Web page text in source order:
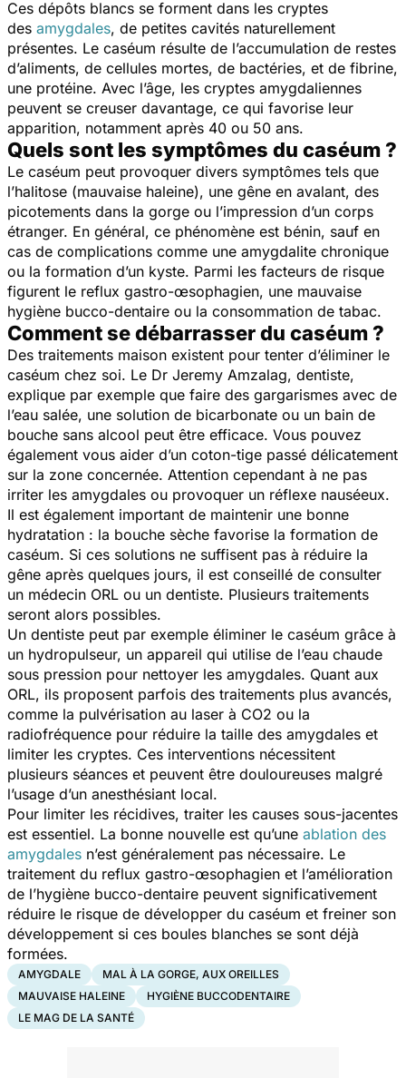
Ces dépôts blancs se forment dans les cryptes
des amygdales, de petites cavités naturellement
présentes. Le caséum résulte de l’accumulation de restes
d’aliments, de cellules mortes, de bactéries, et de fibrine,
une protéine. Avec l’âge, les cryptes amygdaliennes
peuvent se creuser davantage, ce qui favorise leur
apparition, notamment après 40 ou 50 ans.
Quels sont les symptômes du caséum ?
Le caséum peut provoquer divers symptômes tels que
l’halitose (mauvaise haleine), une gêne en avalant, des
picotements dans la gorge ou l’impression d’un corps
étranger. En général, ce phénomène est bénin, sauf en
cas de complications comme une amygdalite chronique
ou la formation d’un kyste. Parmi les facteurs de risque
figurent le reflux gastro-œsophagien, une mauvaise
hygiène bucco-dentaire ou la consommation de tabac.
Comment se débarrasser du caséum ?
Des traitements maison existent pour tenter d’éliminer le
caséum chez soi. Le Dr Jeremy Amzalag, dentiste,
explique par exemple que faire des gargarismes avec de
l’eau salée, une solution de bicarbonate ou un bain de
bouche sans alcool peut être efficace. Vous pouvez
également vous aider d’un coton-tige passé délicatement
sur la zone concernée. Attention cependant à ne pas
irriter les amygdales ou provoquer un réflexe nauséeux.
Il est également important de maintenir une bonne
hydratation : la bouche sèche favorise la formation de
caséum. Si ces solutions ne suffisent pas à réduire la
gêne après quelques jours, il est conseillé de consulter
un médecin ORL ou un dentiste. Plusieurs traitements
seront alors possibles.
Un dentiste peut par exemple éliminer le caséum grâce à
un hydropulseur, un appareil qui utilise de l’eau chaude
sous pression pour nettoyer les amygdales. Quant aux
ORL, ils proposent parfois des traitements plus avancés,
comme la pulvérisation au laser à CO2 ou la
radiofréquence pour réduire la taille des amygdales et
limiter les cryptes. Ces interventions nécessitent
plusieurs séances et peuvent être douloureuses malgré
l’usage d’un anesthésiant local.
Pour limiter les récidives, traiter les causes sous-jacentes
est essentiel. La bonne nouvelle est qu’une ablation des
amygdales n’est généralement pas nécessaire. Le
traitement du reflux gastro-œsophagien et l’amélioration
de l’hygiène bucco-dentaire peuvent significativement
réduire le risque de développer du caséum et freiner son
développement si ces boules blanches se sont déjà
formées.
AMYGDALE
MAL À LA GORGE, AUX OREILLES
MAUVAISE HALEINE
HYGIÈNE BUCCODENTAIRE
LE MAG DE LA SANTÉ